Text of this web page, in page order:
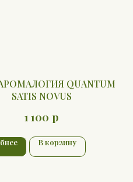
QUANTUM
SATIS NOVUS
1 100 р
В корзину